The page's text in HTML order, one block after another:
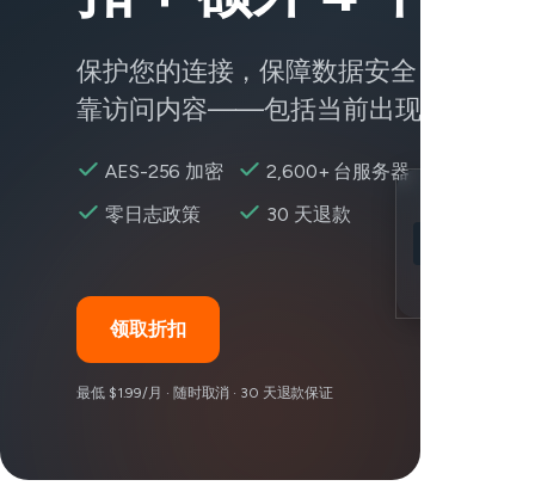
保护您的连接，保障数据安全，随时随
靠访问内容——包括当前出现问题的服
AES-256 加密
2,600+ 台服务器
零日志政策
30 天退款
领取折扣
最低 $1.99/月 · 随时取消 · 30 天退款保证